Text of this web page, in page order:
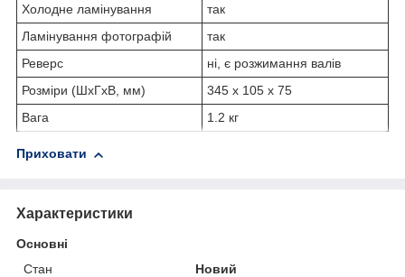
Холодне ламінування
так
Ламінування фотографій
так
Реверс
ні, є розжимання валів
Розміри (ШxГxВ, мм)
345 x 105 x 75
Вага
1.2 кг
Приховати
Характеристики
Основні
Стан
Новий